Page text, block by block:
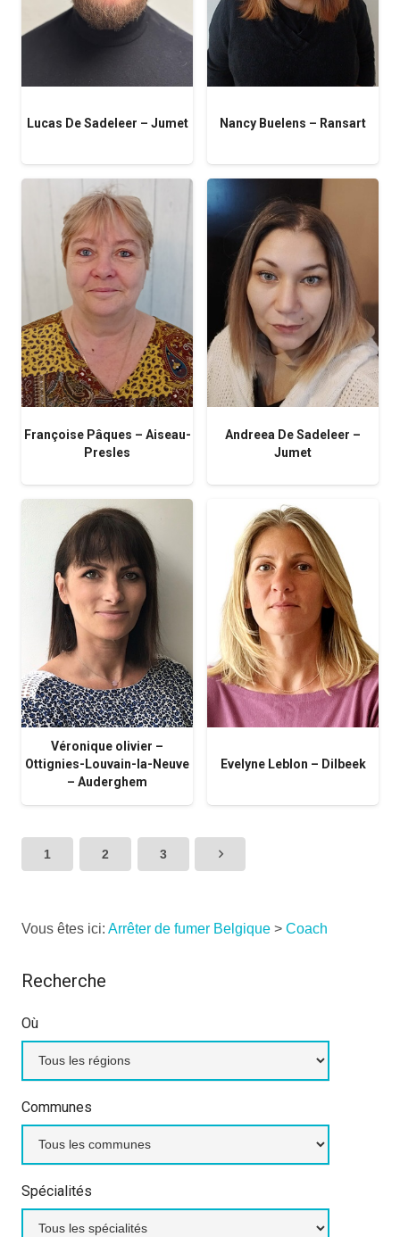
Lucas De Sadeleer – Jumet Nancy Buelens – Ransart
Françoise Pâques – Aiseau-
Presles
Andreea De Sadeleer –
Jumet
Véronique olivier –
Ottignies-Louvain-la-Neuve
– Auderghem
Evelyne Leblon – Dilbeek
1 2 3
Vous êtes ici: Arrêter de fumer Belgique > Coach
Recherche
Où
Communes
Spécialités